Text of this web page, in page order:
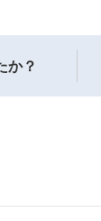
か？